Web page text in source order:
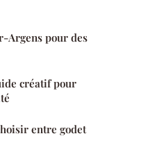
Argens pour des
créatif pour
entre godet